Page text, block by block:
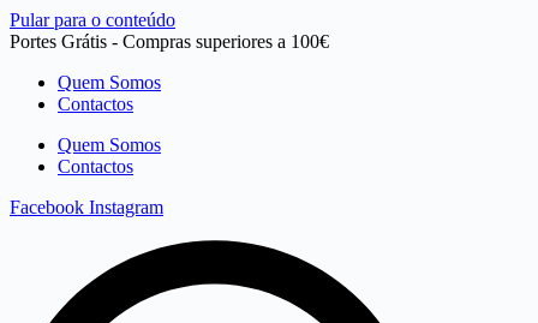
Pular para o conteúdo
Portes Grátis - Compras superiores a 100€
Quem Somos
Contactos
Quem Somos
Contactos
Facebook Instagram